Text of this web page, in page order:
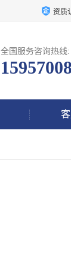
资质
全国服务咨询热线: